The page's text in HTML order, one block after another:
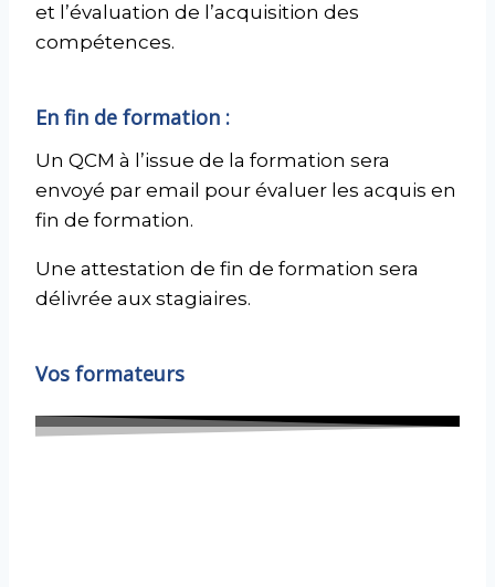
et l’évaluation de l’acquisition des
compétences.
En fin de formation :
Un QCM à l’issue de la formation sera
envoyé par email pour évaluer les acquis en
fin de formation.
Une attestation de fin de formation sera
délivrée aux stagiaires.
Vos formateurs